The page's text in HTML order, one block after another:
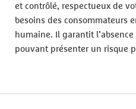
et contrôlé, respectueux de
besoins des consommateurs
humaine. Il garantit
pouvant présenter un risque